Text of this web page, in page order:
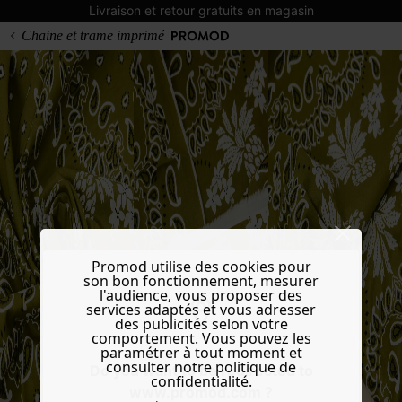
Livraison et retour gratuits en magasin
Do you want to be redirected to
www.promod.com ?
Chaine et trame imprimé
Promod utilise des cookies pour
son bon fonctionnement, mesurer
l'audience, vous proposer des
services adaptés et vous adresser
des publicités selon votre
comportement. Vous pouvez les
paramétrer à tout moment et
consulter notre politique de
confidentialité.